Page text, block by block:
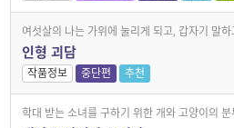
여섯살의 나는 가위에 눌리게 되고, 갑자기 말하
인형 괴담
작품정보 중단편 추천
학대 받는 소녀를 구하기 위한 개와 고양이의